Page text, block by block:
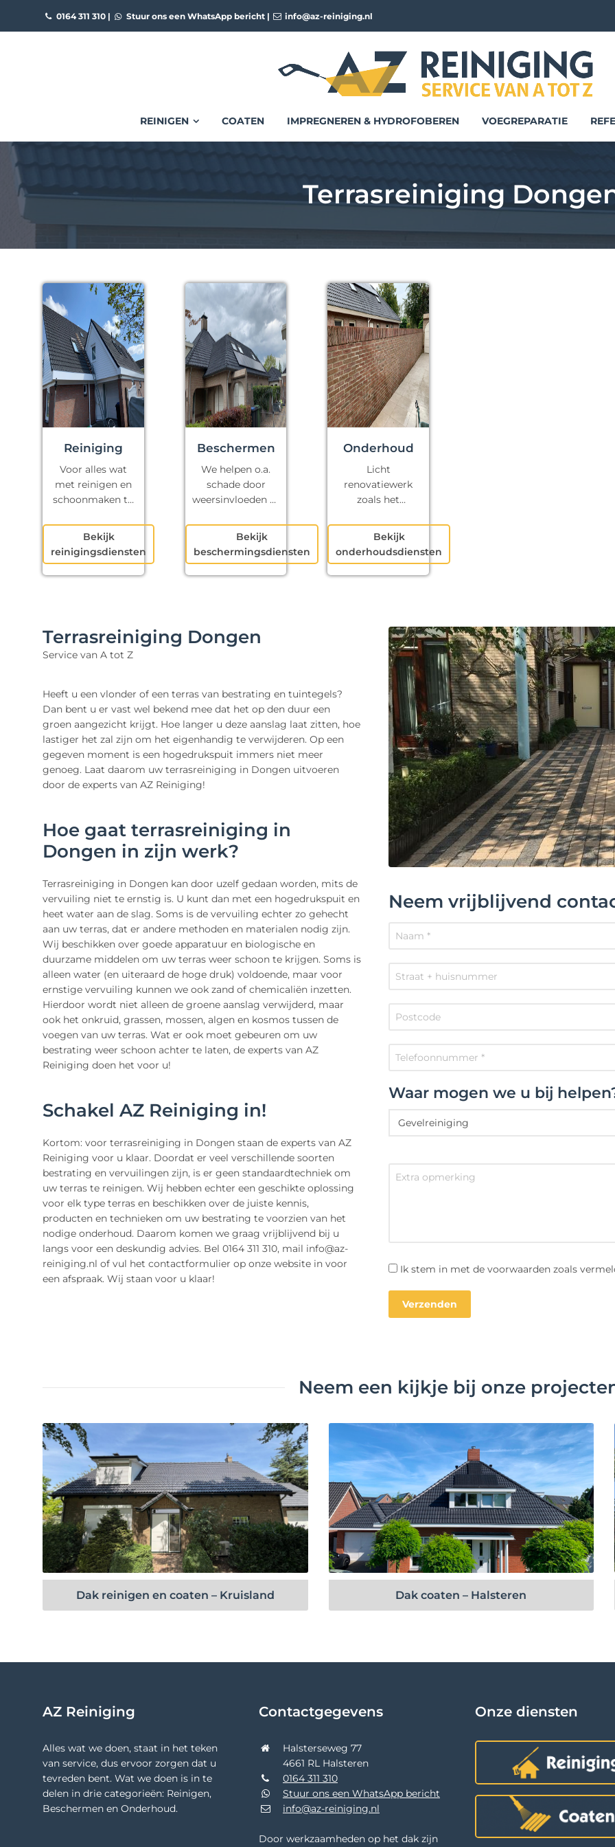
0164 311 310| Stuur ons een WhatsApp bericht| info@az-reiniging.nl
REINIGEN COATEN IMPREGNEREN & HYDROFOBEREN VOEGREPARATIE
Terrasreiniging
Reiniging
Voor alles wat
met reinigen en
schoonmaken te
Bekijk
reinigingsdiensten
Beschermen
We helpen o.a.
schade door
weersinvloeden te
Bekijk
beschermingsdiensten
Onderhoud
Licht
renovatiewerk
zoals het
kapotte voegen
en klein
schilderwerk.
Bekijk
onderhoudsdiensten
Terrasreiniging Dongen
Service van A tot Z
Heeft u een vlonder of een terras van bestrating en tuintegels?
Dan bent u er vast wel bekend mee dat het op den duur een
groen aangezicht krijgt. Hoe langer u deze aanslag laat zitten, hoe
lastiger het zal zijn om het eigenhandig te verwijderen. Op een
gegeven moment is een hogedrukspuit immers niet meer
genoeg. Laat daarom uw terrasreiniging in Dongen uitvoeren
door de experts van AZ Reiniging!
Hoe gaat terrasreiniging in
Dongen in zijn werk?
Terrasreiniging in Dongen kan door uzelf gedaan worden, mits de
vervuiling niet te ernstig is. U kunt dan met een hogedrukspuit en
heet water aan de slag. Soms is de vervuiling echter zo gehecht
aan uw terras, dat er andere methoden en materialen nodig zijn.
Wij beschikken over goede apparatuur en biologische en
duurzame middelen om uw terras weer schoon te krijgen. Soms is
alleen water (en uiteraard de hoge druk) voldoende, maar voor
ernstige vervuiling kunnen we ook zand of chemicaliën inzetten.
Hierdoor wordt niet alleen de groene aanslag verwijderd, maar
ook het onkruid, grassen, mossen, algen en kosmos tussen de
voegen van uw terras. Wat er ook moet gebeuren om uw
bestrating weer schoon achter te laten, de experts van AZ
Reiniging doen het voor u!
Schakel AZ Reiniging in!
Kortom: voor terrasreiniging in Dongen staan de experts van AZ
Reiniging voor u klaar. Doordat er veel verschillende soorten
bestrating en vervuilingen zijn, is er geen standaardtechniek om
uw terras te reinigen. Wij hebben echter een geschikte oplossing
voor elk type terras en beschikken over de juiste kennis,
producten en technieken om uw bestrating te voorzien van het
nodige onderhoud. Daarom komen we graag vrijblijvend bij u
langs voor een deskundig advies. Bel 0164 311 310, mail info@az-
reiniging.nl of vul het contactformulier op onze website in voor
een afspraak. Wij staan voor u klaar!
Neem vrijblijvend
Waar mogen we u bij
Ik stem in met de voorwaarden zoals
Neem een kijkje bij onze
Bekijk project
Dak reinigen en coaten – Kruisland
Bekijk project
Dak coaten – Halsteren
AZ Reiniging
Alles wat we doen, staat in het teken
van service, dus ervoor zorgen dat u
tevreden bent. Wat we doen is in te
delen in drie categorieën: Reinigen,
Beschermen en Onderhoud.
Contactgegevens
Halsterseweg 77
4661 RL Halsteren
0164 311 310
Stuur ons een WhatsApp bericht
info@az-reiniging.nl
Door werkzaamheden op het dak zijn
Onze diensten